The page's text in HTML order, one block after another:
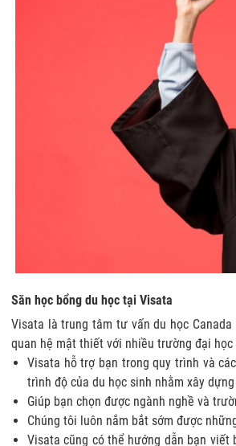
Săn học bổng du học tại Visata
Visata là trung tâm tư vấn du học
quan hệ mật thiết với nhiều trường đại
Visata hỗ trợ bạn trong quy trình và
trình độ của du học sinh nhằm xây
Giúp bạn chọn được ngành nghề và
Chúng tôi luôn nắm bắt sớm được
Visata cũng có thể hướng dẫn bạn